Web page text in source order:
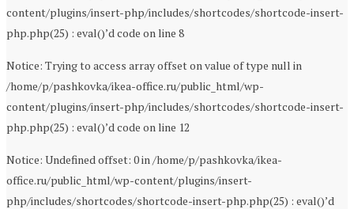
content/plugins/insert-php/includes/shortcodes/shortcode-insert-
php.php(25) : eval()’d code on line 8
Notice: Trying to access array offset on value of type null in
/home/p/pashkovka/ikea-office.ru/public_html/wp-
content/plugins/insert-php/includes/shortcodes/shortcode-insert-
php.php(25) : eval()’d code on line 12
Notice: Undefined offset: 0 in /home/p/pashkovka/ikea-
office.ru/public_html/wp-content/plugins/insert-
php/includes/shortcodes/shortcode-insert-php.php(25) : eval()’d